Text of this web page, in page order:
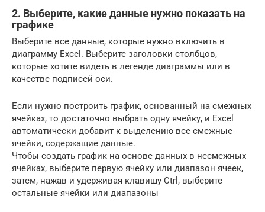
2. Выберите, какие данные нужно показать на
графике
Выберите все данные, которые нужно включить в
диаграмму Excel. Выберите заголовки столбцов,
которые хотите видеть в легенде диаграммы или в
качестве подписей оси.
Если нужно построить график, основанный на смежных
ячейках, то достаточно выбрать одну ячейку, и Excel
автоматически добавит к выделению все смежные
ячейки, содержащие данные.
Чтобы создать график на основе данных в несмежных
ячейках, выберите первую ячейку или диапазон ячеек,
затем, нажав и удерживая клавишу Ctrl, выберите
остальные ячейки или диапазоны